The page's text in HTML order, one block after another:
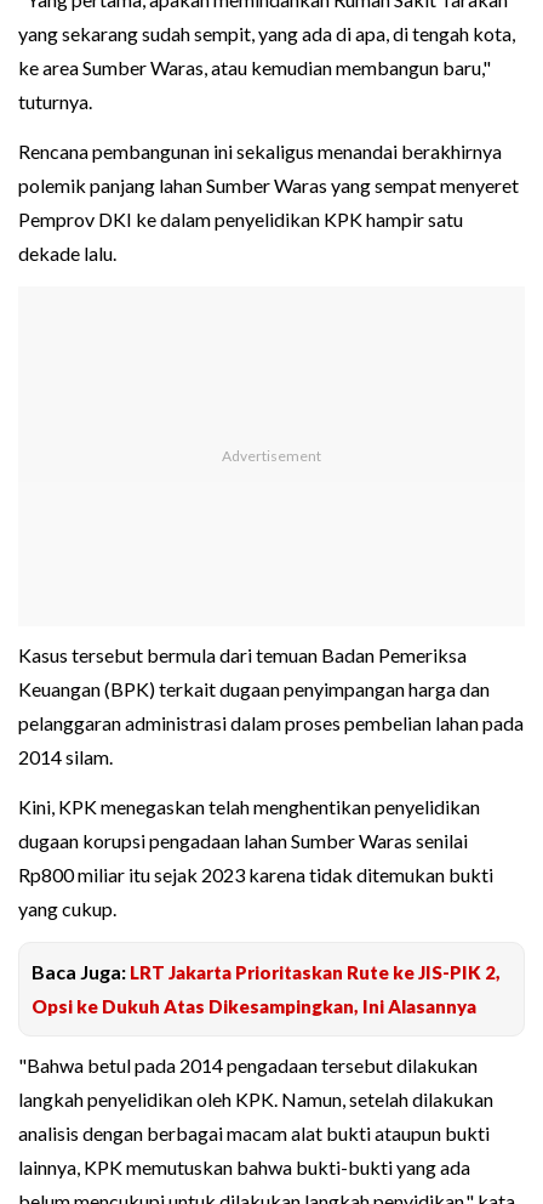
yang sekarang sudah sempit, yang ada di apa, di tengah kota,
ke area Sumber Waras, atau kemudian membangun baru,"
tuturnya.
Rencana pembangunan ini sekaligus menandai berakhirnya
polemik panjang lahan Sumber Waras yang sempat menyeret
Pemprov DKI ke dalam penyelidikan KPK hampir satu
dekade lalu.
Kasus tersebut bermula dari temuan Badan Pemeriksa
Keuangan (BPK) terkait dugaan penyimpangan harga dan
pelanggaran administrasi dalam proses pembelian lahan pada
2014 silam.
Kini, KPK menegaskan telah menghentikan penyelidikan
dugaan korupsi pengadaan lahan Sumber Waras senilai
Rp800 miliar itu sejak 2023 karena tidak ditemukan bukti
yang cukup.
Baca Juga: LRT Jakarta Prioritaskan Rute ke JIS-PIK 2,
Opsi ke Dukuh Atas Dikesampingkan, Ini Alasannya
"Bahwa betul pada 2014 pengadaan tersebut dilakukan
langkah penyelidikan oleh KPK. Namun, setelah dilakukan
analisis dengan berbagai macam alat bukti ataupun bukti
lainnya, KPK memutuskan bahwa bukti-bukti yang ada